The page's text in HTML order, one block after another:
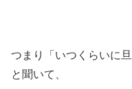
つまり「いつくらいに
と聞いて、